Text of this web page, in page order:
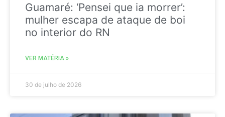
Guamaré: ‘Pensei que ia morrer’:
mulher escapa de ataque de boi
no interior do RN
VER MATÉRIA »
30 de julho de 2026